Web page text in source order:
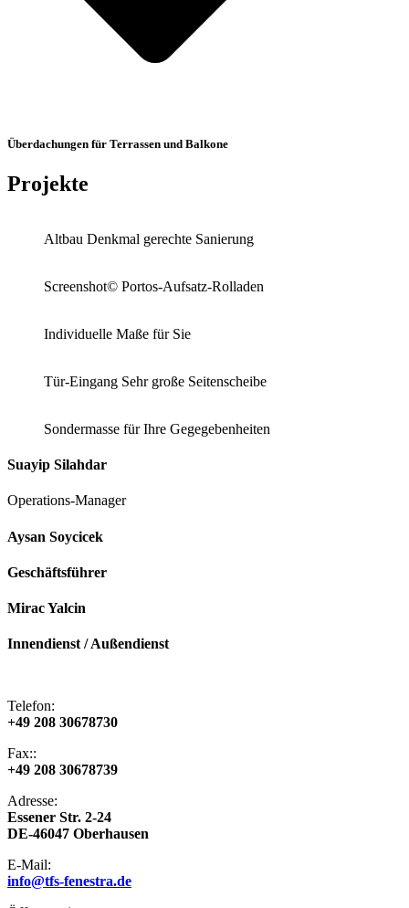
Überdachungen für Terrassen und Balkone
Projekte
Altbau Denkmal gerechte Sanierung
Screenshot© Portos-Aufsatz-Rolladen
Individuelle Maße für Sie
Tür-Eingang Sehr große Seitenscheibe
Sondermasse für Ihre Gegegebenheiten
Suayip Silahdar
Operations-Manager
Aysan Soycicek
Geschäftsführer
Mirac Yalcin
Innendienst / Außendienst
Telefon:
+49 208 30678730
Fax::
+49 208 30678739
Adresse:
​Essener Str. 2-24
DE-46047 Oberhausen
E-Mail​:
info@tfs-fenestra.de